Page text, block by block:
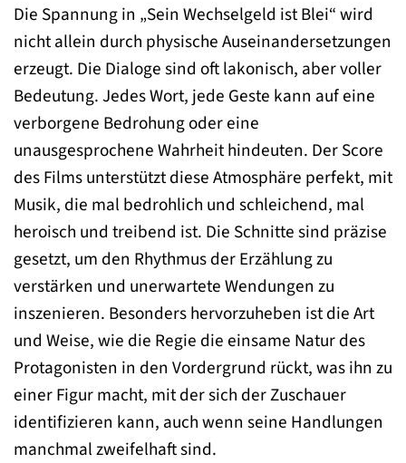
Die Spannung in „Sein Wechselgeld ist Blei“ wird
nicht allein durch physische Auseinandersetzungen
erzeugt. Die Dialoge sind oft lakonisch, aber voller
Bedeutung. Jedes Wort, jede Geste kann auf eine
verborgene Bedrohung oder eine
unausgesprochene Wahrheit hindeuten. Der Score
des Films unterstützt diese Atmosphäre perfekt, mit
Musik, die mal bedrohlich und schleichend, mal
heroisch und treibend ist. Die Schnitte sind präzise
gesetzt, um den Rhythmus der Erzählung zu
verstärken und unerwartete Wendungen zu
inszenieren. Besonders hervorzuheben ist die Art
und Weise, wie die Regie die einsame Natur des
Protagonisten in den Vordergrund rückt, was ihn zu
einer Figur macht, mit der sich der Zuschauer
identifizieren kann, auch wenn seine Handlungen
manchmal zweifelhaft sind.